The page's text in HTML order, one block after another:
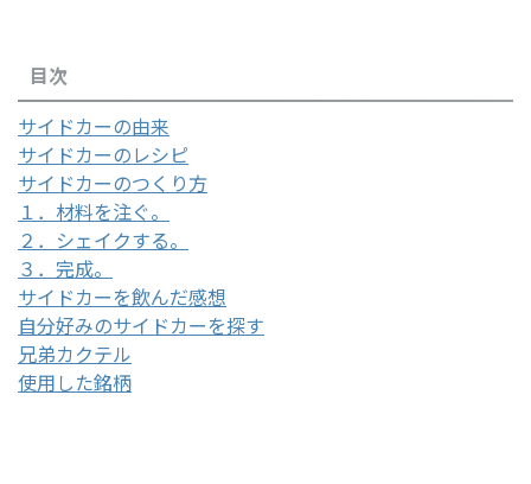
目次
サイドカーの由来
サイドカーのレシピ
サイドカーのつくり方
１．材料を注ぐ。
２．シェイクする。
３．完成。
サイドカーを飲んだ感想
自分好みのサイドカーを探す
兄弟カクテル
使用した銘柄